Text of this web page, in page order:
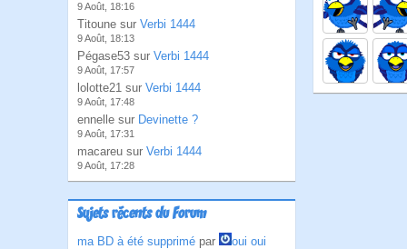
9 Août, 18:16
Titoune sur Verbi 1444
9 Août, 18:13
Pégase53 sur Verbi 1444
9 Août, 17:57
lolotte21 sur Verbi 1444
9 Août, 17:48
ennelle sur Devinette ?
9 Août, 17:31
macareu sur Verbi 1444
9 Août, 17:28
Sujets récents du Forum
ma BD à été supprimé par
oui oui